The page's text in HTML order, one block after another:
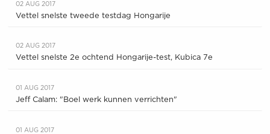
02 AUG 2017
Vettel snelste tweede testdag Hongarije
02 AUG 2017
Vettel snelste 2e ochtend Hongarije-test, Kubica 7e
01 AUG 2017
Jeff Calam: "Boel werk kunnen verrichten"
01 AUG 2017